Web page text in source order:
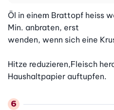
Öl in einem Brattopf heiss
Min. anbraten, erst
wenden, wenn sich eine
Hitze reduzieren,Fleisch
Haushaltpapier auftupfen.